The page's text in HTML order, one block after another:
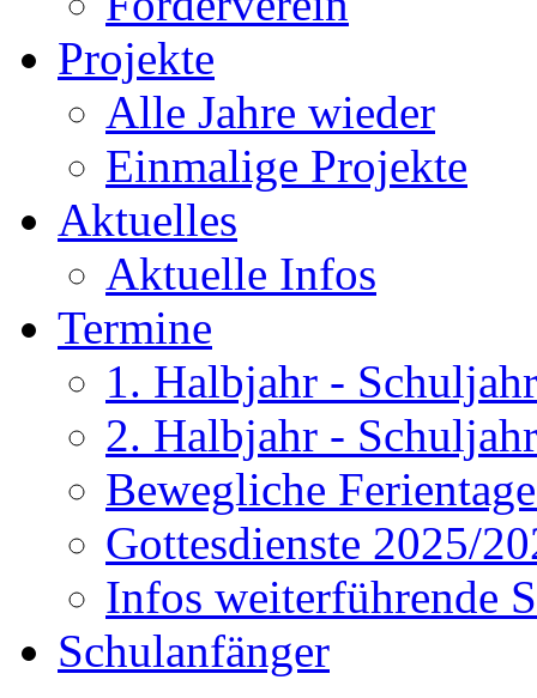
Projekte
Alle Jahre wieder
Einmalige Projekte
Aktuelles
Aktuelle Infos
Termine
1. Halbjahr -
2. Halbjahr -
Bewegliche
Gottesdienste 2025/
Infos weiterführende
Schulanfänger